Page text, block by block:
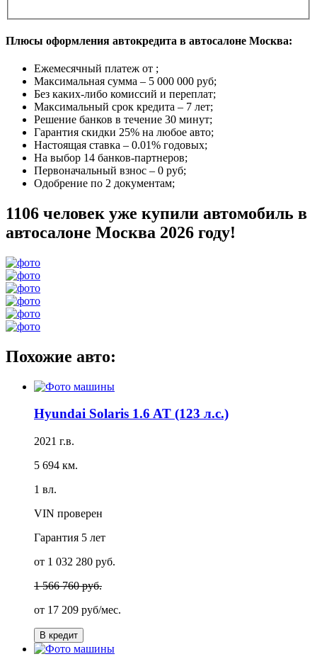
Плюсы оформления автокредита в автосалоне Москва:
Ежемесячный платеж от ;
Максимальная сумма – 5 000 000 руб;
Без каких-либо комиссий и переплат;
Максимальный срок кредита – 7 лет;
Решение банков в течение 30 минут;
Гарантия скидки 25% на любое авто;
Настоящая ставка – 0.01% годовых;
На выбор 14 банков-партнеров;
Первоначальный взнос – 0 руб;
Одобрение по 2 документам;
1106 человек уже купили автомобиль в
автосалоне Москва 2026 году!
Похожие авто:
Hyundai Solaris 1.6 AT (123 л.с.)
2021 г.в.
5 694 км.
1 вл.
VIN проверен
Гарантия 5 лет
от 1 032 280 руб.
1 566 760 руб.
от 17 209 руб/мес.
В кредит